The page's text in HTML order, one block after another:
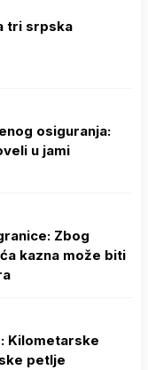
tri srpska
osiguranja:
u jami
Zbog
kazna može biti
Kilometarske
petlje